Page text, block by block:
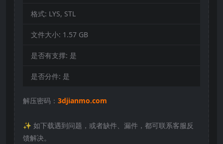
格式: LYS, STL
文件大小: 1.57 GB
是否有支撑: 是
是否分件: 是
解压密码： 3djianmo.com
✨️ 如下载遇到问题，或者缺件、漏件，都可联系客服反
馈解决。